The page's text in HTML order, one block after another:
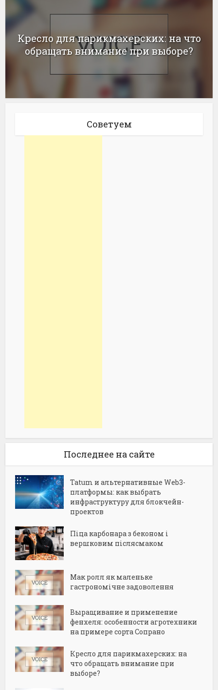
Кресло для парикмахерских: на что
обращать внимание при выборе?
Советуем
Последнее на сайте
Tatum и альтернативные Web3-
платформы: как выбрать
инфраструктуру для блокчейн-
проектов
Піца карбонара з беконом і
вершковим післясмаком
Мак ролл як маленьке
гастрономічне задоволення
Выращивание и применение
фенхеля: особенности агротехники
на примере сорта Сопрано
Кресло для парикмахерских: на
что обращать внимание при
выборе?